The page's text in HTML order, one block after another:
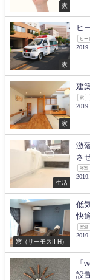
家
家
ヒ
ヒー
家
建
家
生活
激
さ
浴室
窓（サーモスII-H）
低
快
室温
「
設